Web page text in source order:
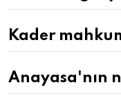
Kader
Anayasa'nın